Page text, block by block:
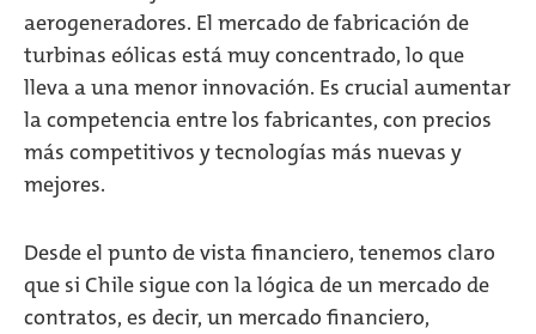
aerogeneradores. El mercado de fabricación de
turbinas eólicas está muy concentrado, lo que
lleva a una menor innovación. Es crucial aumentar
la competencia entre los fabricantes, con precios
más competitivos y tecnologías más nuevas y
mejores.
Desde el punto de vista financiero, tenemos claro
que si Chile sigue con la lógica de un mercado de
contratos, es decir, un mercado financiero,